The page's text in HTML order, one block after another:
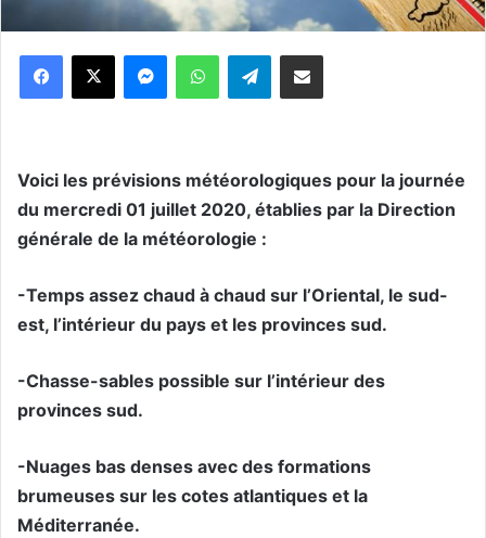
WhatsApp Telegram
Voici les prévisions météorologiques pour la journée
du mercredi 01 juillet 2020, établies par la Direction
générale de la météorologie :
-Temps assez chaud à chaud sur l’Oriental, le sud-
est, l’intérieur du pays et les provinces sud.
-Chasse-sables possible sur l’intérieur des
provinces sud.
-Nuages bas denses avec des formations
brumeuses sur les cotes atlantiques et la
Méditerranée.